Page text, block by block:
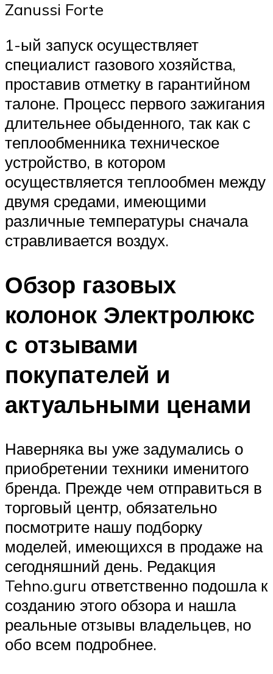
Zanussi Forte
1-ый запуск осуществляет
специалист газового хозяйства,
проставив отметку в гарантийном
талоне. Процесс первого зажигания
длительнее обыденного, так как с
теплообменника техническое
устройство, в котором
осуществляется теплообмен между
двумя средами, имеющими
различные температуры сначала
стравливается воздух.
Обзор газовых
колонок Электролюкс
с отзывами
покупателей и
актуальными ценами
Наверняка вы уже задумались о
приобретении техники именитого
бренда. Прежде чем отправиться в
торговый центр, обязательно
посмотрите нашу подборку
моделей, имеющихся в продаже на
сегодняшний день. Редакция
Tehno.guru ответственно подошла к
созданию этого обзора и нашла
реальные отзывы владельцев, но
обо всем подробнее.